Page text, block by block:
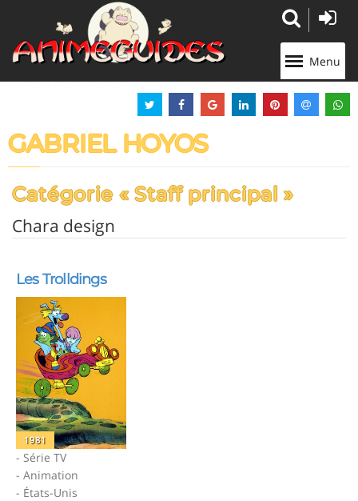
Menu
GABRIEL HOYOS
Catégorie « Staff principal »
Chara design
Les Trolldings
1981
- Série TV
- Animation
- États-Unis
Panneau de gestion des cookies